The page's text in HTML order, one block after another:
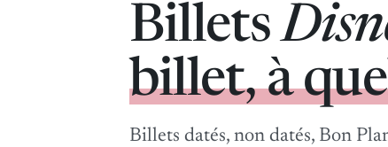
Billets
billet, à
Billets datés, non datés, Bon